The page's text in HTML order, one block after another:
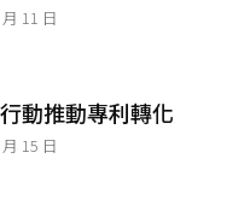
11 日
動推動專利轉化
15 日